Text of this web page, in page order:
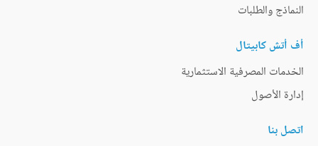
النماذج والطلبات
أف أتش كابيتال
الخدمات المصرفية الاستثمارية
إدارة الأصول
اتصل بنا